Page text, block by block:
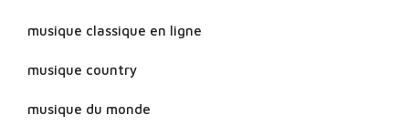
musique classique en ligne
musique country
musique du monde